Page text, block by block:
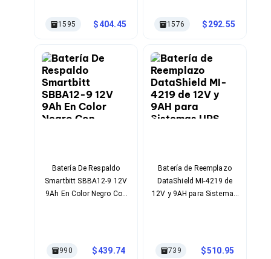
Adaptadores Video DisplayPort
Extensores y Receptores de Vídeo
Adaptadores Video DVI
Adaptadores Video VGA / HD15
Repetidores USB
Adaptadores Audio
Adaptadores Audio AUX
Mousepads
Teclados
Teclados Numéricos
Charolas para Racks y Gabinetes
1595 404.45 1576 292.55
Batería De Respaldo
Smartbitt SBBA12-9 12V
9Ah En Color Negro Con
990 439.74
Batería de Reemplazo
DataShield MI-4219 de
12V y 9AH para Sistemas
739 510.95